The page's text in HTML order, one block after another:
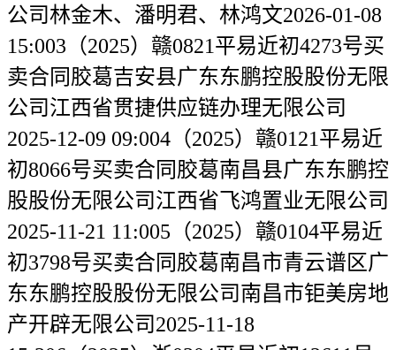
公司林金木、潘明君、林鸿文2026-01-08
15:003（2025）赣0821平易近初4273号买
卖合同胶葛吉安县广东东鹏控股股份无限
公司江西省贯捷供应链办理无限公司
2025-12-09 09:004（2025）赣0121平易近
初8066号买卖合同胶葛南昌县广东东鹏控
股股份无限公司江西省飞鸿置业无限公司
2025-11-21 11:005（2025）赣0104平易近
初3798号买卖合同胶葛南昌市青云谱区广
东东鹏控股股份无限公司南昌市钜美房地
产开辟无限公司2025-11-18